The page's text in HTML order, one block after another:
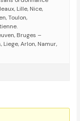
Lille, Nice,
Toulon,
Bruges –
Liege, Arlon, Namur,